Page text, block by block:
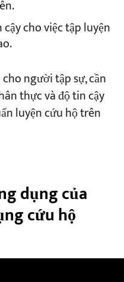
cho việc tập luyện
người tập sự, cần
thực và độ tin cậy
luyện cứu hộ trên
dụng của
cứu hộ